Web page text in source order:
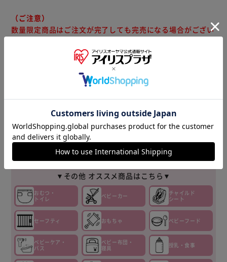
（ご注意）
数量限定商品はご注文が完了しても完売になる場合がござい
ございますのでなにとぞご了承ください。
▼その他 オススメ商品はこちら▼
おむつ・
トイレ
ベビーカー
チャイルド
シート
セーフティ おもちゃ ベビーフード
ベビーケア・
バス
ベビー布団・
寝具
授乳・食事